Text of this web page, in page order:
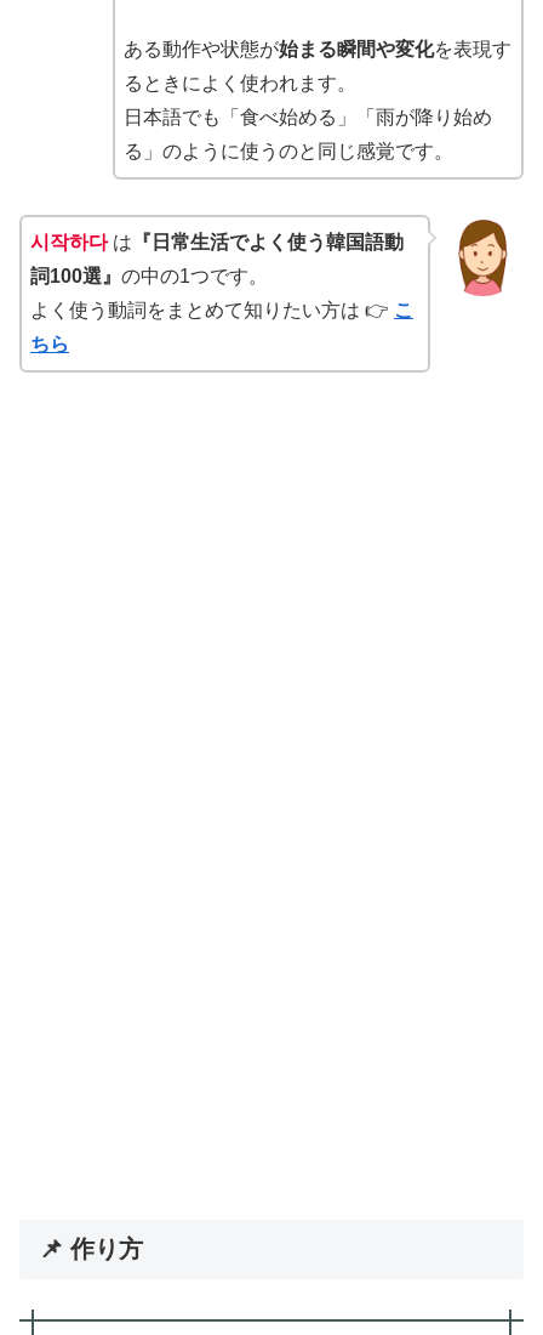
ある動作や状態が始まる瞬間や変化を表現す
るときによく使われます。
日本語でも「食べ始める」「雨が降り始め
る」のように使うのと同じ感覚です。
시작하다は 『日常生活でよく使う韓国語動
詞100選』 の中の1つです。
よく使う動詞をまとめて知りたい方は 👉 こ
ちら
📌 作り方